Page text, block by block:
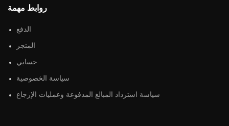
روابط مهمة
الدفع
المتجر
حسابي
سياسة الخصوصية
سياسة استرداد المبالغ المدفوعة وعمليات الإرجاع